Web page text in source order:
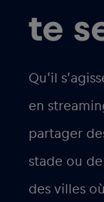
te
Qu’il
en
partager
stade ou
des villes